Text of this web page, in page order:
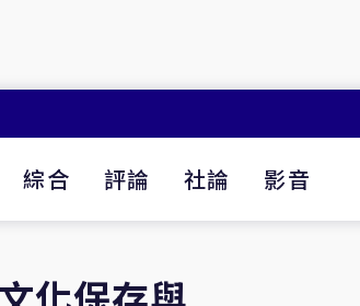
綜合 評論 社論 影音